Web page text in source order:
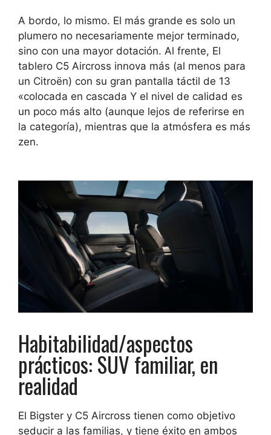
A bordo, lo mismo. El más grande es solo un
plumero no necesariamente mejor terminado,
sino con una mayor dotación. Al frente, El
tablero C5 Aircross innova más (al menos para
un Citroën) con su gran pantalla táctil de 13
«colocada en cascada Y el nivel de calidad es
un poco más alto (aunque lejos de referirse en
la categoría), mientras que la atmósfera es más
zen.
Habitabilidad/aspectos
prácticos: SUV familiar, en
realidad
El Bigster y C5 Aircross tienen como objetivo
seducir a las familias, y tiene éxito en ambos